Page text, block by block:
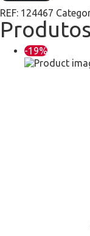
REF: 124467
-19%